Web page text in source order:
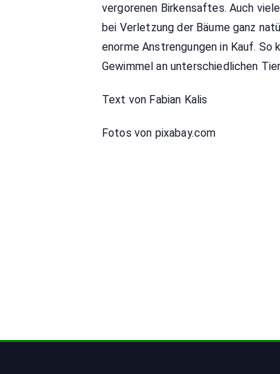
vergorenen Birkensaftes. Auch
bei Verletzung der Bäume ganz
enorme Anstrengungen in Kauf. So
Gewimmel an unterschiedlichen
Text von Fabian Kalis
Fotos von pixabay.com